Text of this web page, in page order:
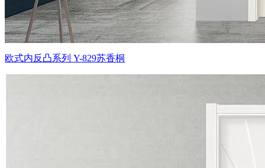
欧式内反凸系列 Y-829苏香桐